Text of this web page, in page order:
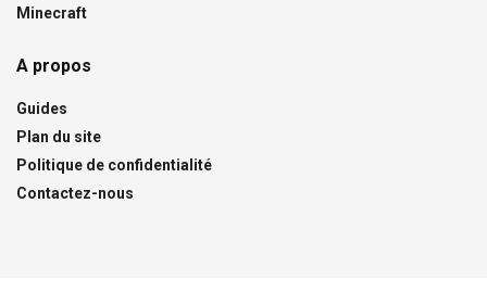
Minecraft
A propos
Guides
Plan du site
Politique de confidentialité
Contactez-nous